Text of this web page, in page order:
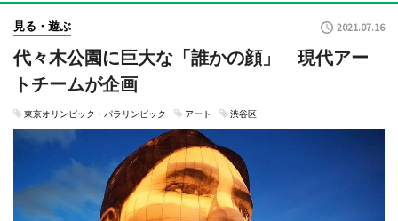
見る・遊ぶ 2021.07.16
代々木公園に巨大な「誰かの顔」 現代アー
トチームが企画
東京オリンピック・パラリンピック アート 渋谷区